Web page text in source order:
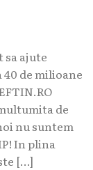
sa ajute
de milioane
de
nu suntem
In plina
[…]